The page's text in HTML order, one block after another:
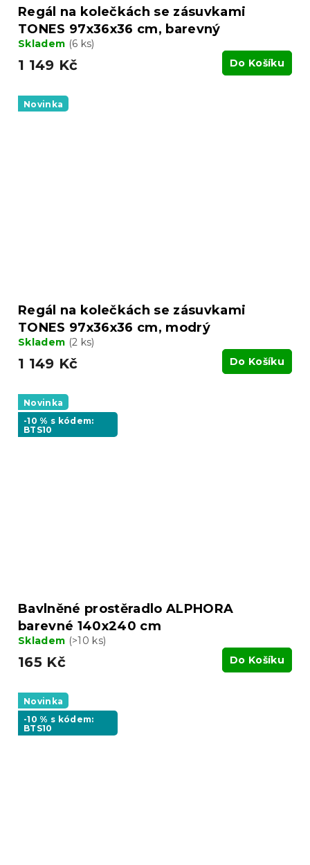
Regál na kolečkách se zásuvkami
TONES 97x36x36 cm, barevný
Skladem (6 ks)
1 149 Kč Do Košíku
Novinka
Regál na kolečkách se zásuvkami
TONES 97x36x36 cm, modrý
Skladem (2 ks)
1 149 Kč Do Košíku
Novinka
-10 % s kódem:
BTS10
Bavlněné prostěradlo ALPHORA
barevné 140x240 cm
Skladem (>10 ks)
165 Kč Do Košíku
Novinka
-10 % s kódem:
BTS10